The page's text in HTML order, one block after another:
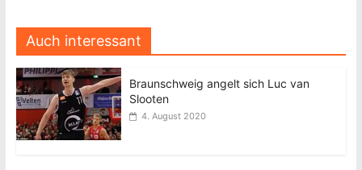
Auch interessant
Braunschweig angelt sich Luc van
Slooten
4. August 2020